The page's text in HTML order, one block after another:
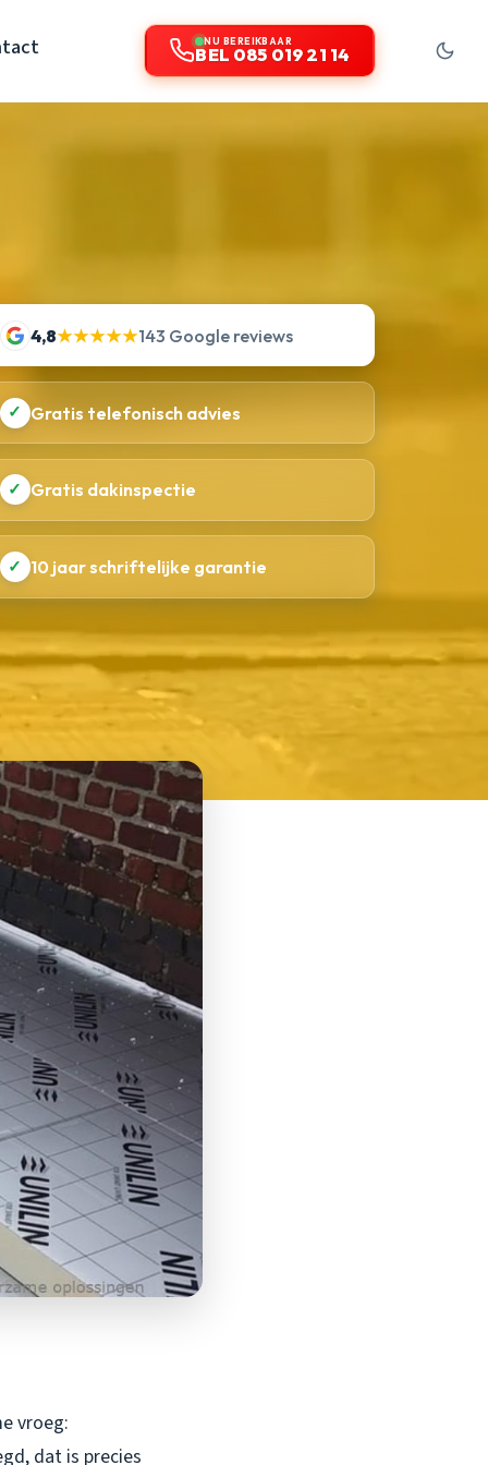
NU BEREIKBAAR
BEL 085 019 21 14
4,8★★★★★143 Google reviews
✓ Gratis telefonisch advies
✓ Gratis dakinspectie
✓ 10 jaar schriftelijke garantie
vroeg:
dat is precies